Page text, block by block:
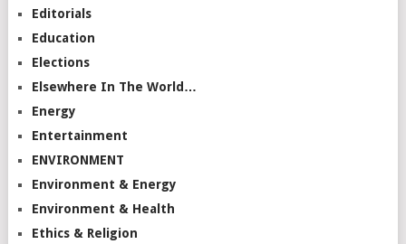
Editorials
Education
Elections
Elsewhere In The World…
Energy
Entertainment
ENVIRONMENT
Environment & Energy
Environment & Health
Ethics & Religion